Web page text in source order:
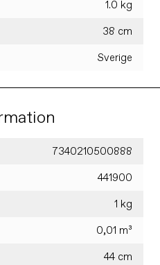
1.0 kg
38 cm
Sverige
7340210500888
441900
1 kg
0,01 m³
44 cm